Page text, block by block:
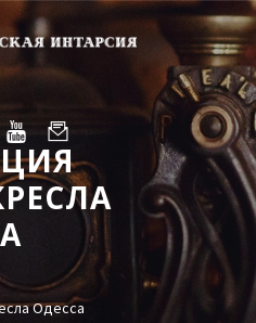
Одесса